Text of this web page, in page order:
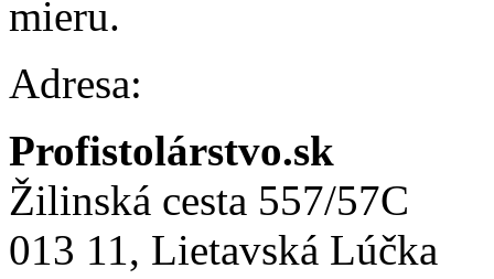
mieru.
Adresa:
Profistolárstvo.sk
Žilinská cesta 557/57C
013 11, Lietavská Lúčka